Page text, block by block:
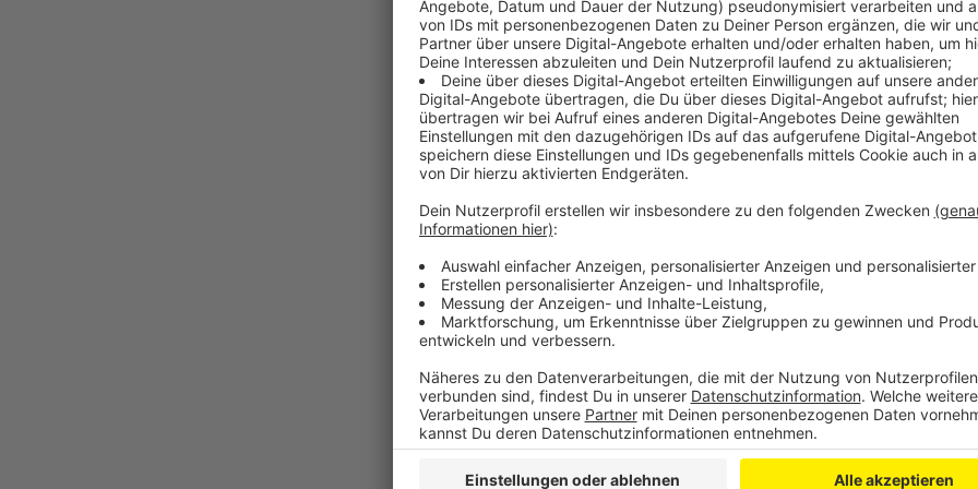
Laura Potting
Von Null auf Potting:
Anzeige
Es gibt diese Dinge im Leben, die können uns zur
Schneefall. Eiskratzen am frühen Morgen. Leute,
seltsame Wörter benutzen. Wo andere sich vor
ziehen oder ihren Kopf gegen die Wand hauen
Potting ein Karussell los. Irgendwo zwischen wirren
Alltagsbeobachtung. Ein bisschen ausgeflippt,
Anzeige